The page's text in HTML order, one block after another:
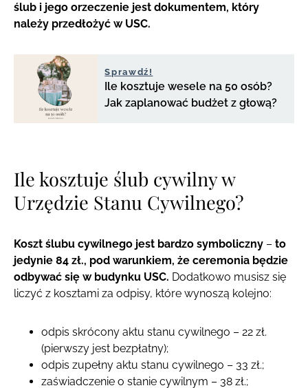
ślub i jego orzeczenie jest dokumentem, który
należy przedłożyć w USC.
Sprawdź!
Ile kosztuje wesele na 50 osób?
Jak zaplanować budżet z głową?
Ile kosztuje ślub cywilny w
Urzędzie Stanu Cywilnego?
Koszt ślubu cywilnego jest bardzo symboliczny – to
jedynie 84 zł., pod warunkiem, że ceremonia będzie
odbywać się w budynku USC. Dodatkowo musisz się
liczyć z kosztami za odpisy, które wynoszą kolejno:
odpis skrócony aktu stanu cywilnego – 22 zł.
(pierwszy jest bezpłatny);
odpis zupełny aktu stanu cywilnego – 33 zł.;
zaświadczenie o stanie cywilnym – 38 zł.;